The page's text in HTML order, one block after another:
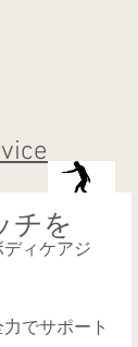
チを
ィケアジ
でサポート